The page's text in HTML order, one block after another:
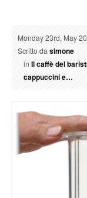
Monday 23rd, May
Scritto dasimone
inIl caffè del
cappuccini e…